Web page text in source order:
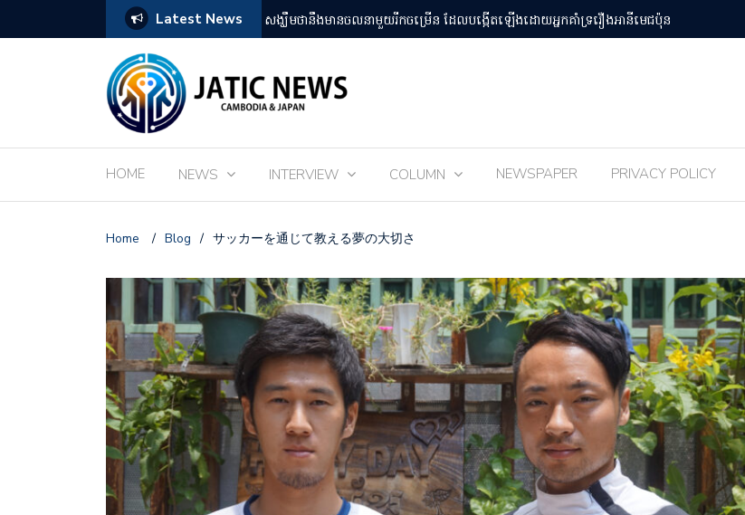
Latest News
ើងដោយអ្នកគាំទ្ររឿងអានីមេជប៉ុន ពិព័រណ៌ EXPO 2025 នៅតំបន់Osaka Kansai
HOME NEWS INTERVIEW COLUMN NEWSPAPER PRIVACY POLICY
Home / Blog / サッカーを通じて教える夢の大切さ